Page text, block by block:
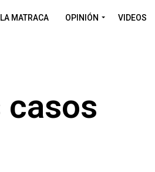
LA MATRACA OPINIÓN VIDEOS
casos